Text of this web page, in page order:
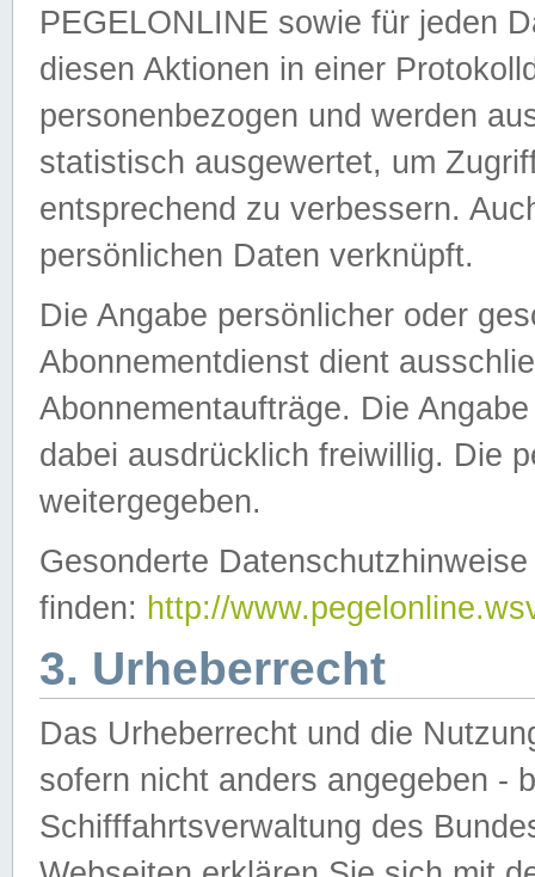
PEGELONLINE sowie für jeden
diesen Aktionen in einer
personenbezogen und werden
statistisch ausgewertet, um
entsprechend zu verbessern.
persönlichen Daten verknüpft.
Die Angabe persönlicher oder
Abonnementdienst dient
Abonnementaufträge. Die
dabei ausdrücklich freiwillig. Die
weitergegeben.
Gesonderte
finden: http://
3. Urheberrecht
Das Urheberrecht und die
sofern nicht anders angegeben -
Schifffahrtsverwaltung des